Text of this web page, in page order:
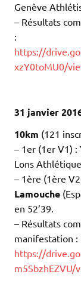
Genève
– Résultats
:
https://
xzY0toMU0/
31 janvier
10km (121
– 1er (1er V1) :
Lons
– 1ère (1ère
Lamouche
en 52’39.
– Résultats
manifestation :
https://
m5SbzhEZVU/